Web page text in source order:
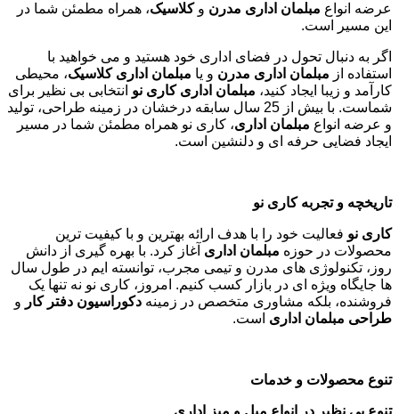
عرضه انواع مبلمان اداری مدرن وکلاسیک، همراه مطمئن شما در
این مسیر است.
اگر به دنبال تحول در فضای اداری خود هستید و می خواهید با
استفاده از مبلمان اداری مدرن و یا مبلمان اداری کلاسیک، محیطی
کارآمد و زیبا ایجاد کنید، مبلمان اداری کاری نو انتخابی بی نظیر برای
شماست. با بیش از 25 سال سابقه درخشان در زمینه طراحی، تولید
و عرضه انواع مبلمان اداری، کاری نو همراه مطمئن شما در مسیر
ایجاد فضایی حرفه ای و دلنشین است.
تاریخچه و تجربه کاری نو
کاری نو فعالیت خود را با هدف ارائه بهترین و با کیفیت ترین
محصولات در حوزه مبلمان اداری آغاز کرد. با بهره گیری از دانش
روز، تکنولوژی های مدرن و تیمی مجرب، توانسته ایم در طول سال
ها جایگاه ویژه ای در بازار کسب کنیم. امروز، کاری نو نه تنها یک
فروشنده، بلکه مشاوری متخصص در زمینه دکوراسیون دفتر کار و
طراحی مبلمان اداری است.
تنوع محصولات و خدمات
تنوع بی نظیر در انواع مبل و میز اداری